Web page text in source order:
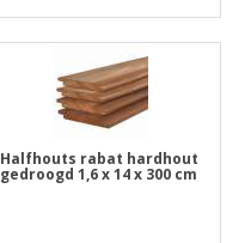
Halfhouts rabat hardhout
gedroogd 1,6 x 14 x 300 cm